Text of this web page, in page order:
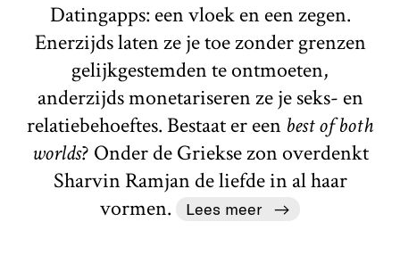
Datingapps: een vloek en een zegen.
Enerzijds laten ze je toe zonder grenzen
gelijkgestemden te ontmoeten,
anderzijds monetariseren ze je seks- en
relatiebehoeftes. Bestaat er een best of both
worlds? Onder de Griekse zon overdenkt
Sharvin Ramjan de liefde in al haar
vormen.
Lees meer